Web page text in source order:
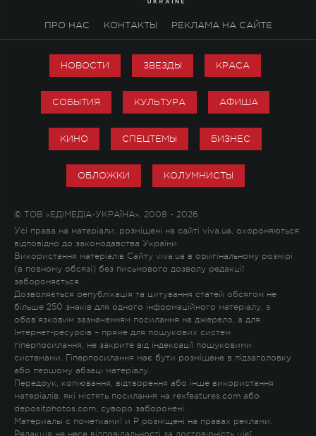
ПРО НАС КОНТАКТЫ РЕКЛАМА НА САЙТЕ
НОВОСТИ ЗВЕЗДЫ КРАСА
СОБЫТИЯ КУЛЬТУРА АФИША
КИНО СПЕЦТЕМЫ БИЗНЕС
ОБЛОЖКИ КОЛУМНИСТЫ
© ТОВ «ЕДІМЕДІА-УКРАЇНА», 2008 - 2026
Усі права на матеріали, розміщені на сайті viva.ua, охороняються
відповідно до законодавства України.
Використання матеріалів Сайту viva.ua в оригінальному розмірі
(в повному обсязі) без письмового дозволу редакції
забороняється.
Дозволяється републікація та цитування статей обсягом не
більше 250 знаків для одного інформаційного матеріалу, з
обов'язковим зазначенням посилання на джерело, а для
Інтернет-ресурсів – пряме для пошукових систем
гіперпосилання, не закрите від індексації пошуковими
системами. Гіперпосилання має бути розміщене в підзаголовку
або першому абзаці матеріалу.
Передрук, копіювання, відтворення або інше використання
матеріалів, які містять посилання на rexfeatures.com або
depositphotos.com, суворо заборонені.
Материалы с пометками! и P розміщені на правах реклами.
Редакція не несе відповідальності за достовірність цієї